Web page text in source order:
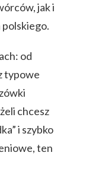
jak i
od
typowe
chcesz
i szybko
ten